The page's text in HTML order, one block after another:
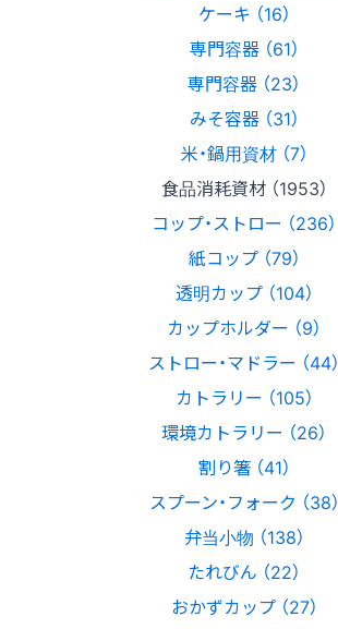
ケーキ （16）
専門容器 （61）
専門容器 （23）
みそ容器 （31）
米・鍋用資材 （7）
食品消耗資材 （1953）
コップ・ストロー （236）
紙コップ （79）
透明カップ （104）
カップホルダー （9）
ストロー・マドラー （44）
カトラリー （105）
環境カトラリー （26）
割り箸 （41）
スプーン・フォーク （38）
弁当小物 （138）
たれびん （22）
おかずカップ （27）